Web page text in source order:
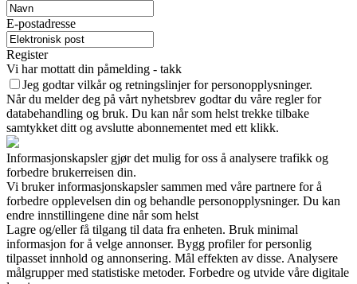
E-postadresse
Register
Vi har mottatt din påmelding - takk
Jeg godtar vilkår og retningslinjer for personopplysninger.
Når du melder deg på vårt nyhetsbrev godtar du våre regler for
databehandling og bruk. Du kan når som helst trekke tilbake
samtykket ditt og avslutte abonnementet med ett klikk.
Informasjonskapsler gjør det mulig for oss å analysere trafikk og
forbedre brukerreisen din.
Vi bruker informasjonskapsler sammen med våre partnere for å
forbedre opplevelsen din og behandle personopplysninger. Du kan
endre innstillingene dine når som helst
Lagre og/eller få tilgang til data fra enheten. Bruk minimal
informasjon for å velge annonser. Bygg profiler for personlig
tilpasset innhold og annonsering. Mål effekten av disse. Analysere
målgrupper med statistiske metoder. Forbedre og utvide våre digitale